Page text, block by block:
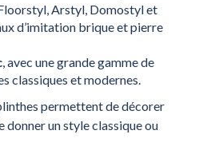
Arstyl, Domostyl et
d’imitation brique et pierre
, avec une grande gamme de
classiques et modernes.
permettent de décorer
donner un style classique ou